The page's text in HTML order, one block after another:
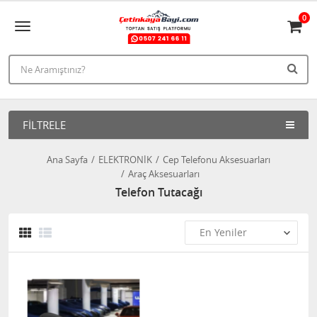
0
FILTRELE
Ana Sayfa ELEKTRONİK
Cep Telefonu Aksesuarları
Araç Aksesuarları
Telefon Tutacağı